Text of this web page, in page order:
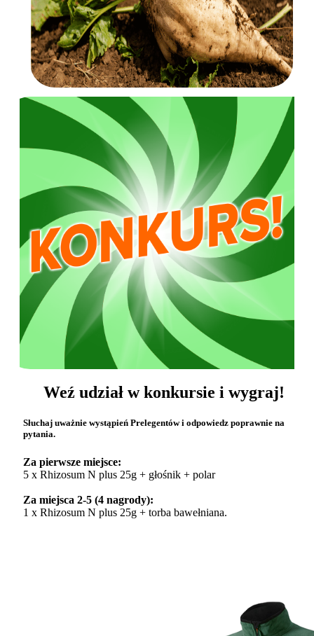
Weź udział w konkursie i wygraj!
Słuchaj uważnie wystąpień Prelegentów i odpowiedz poprawnie na
pytania.
Za pierwsze miejsce:
5 x Rhizosum N plus 25g + głośnik + polar
Za miejsca 2-5 (4 nagrody):
1 x Rhizosum N plus 25g + torba bawełniana.